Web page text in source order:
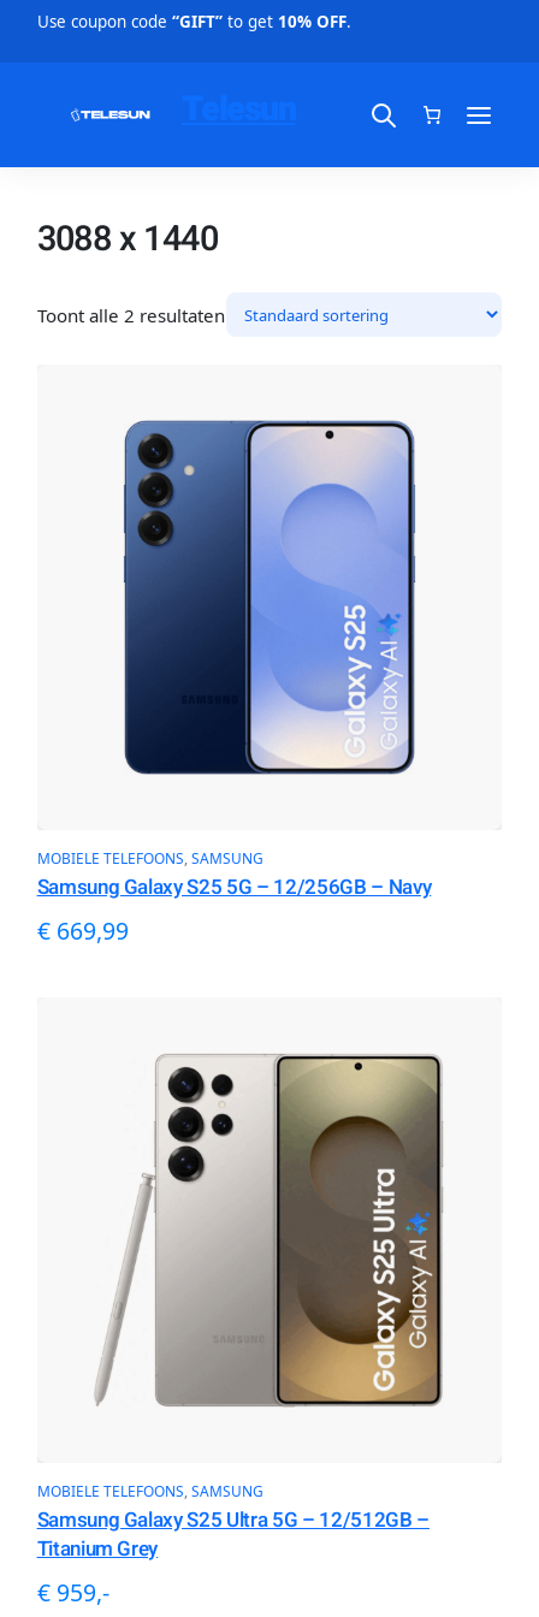
Use coupon code “GIFT”to get 10% OFF.
3088 x 1440
Toont alle 2 resultaten
MOBIELE TELEFOONS, SAMSUNG
Samsung Galaxy S25 5G – 12/256GB – Navy
€669,99
MOBIELE TELEFOONS SAMSUNG
Samsung Galaxy S25 Ultra 5G – 12/512GB –
Titanium Grey
€ 959,-